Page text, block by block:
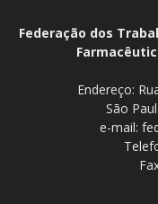
Federação dos
Endereço:
São
e-mail: